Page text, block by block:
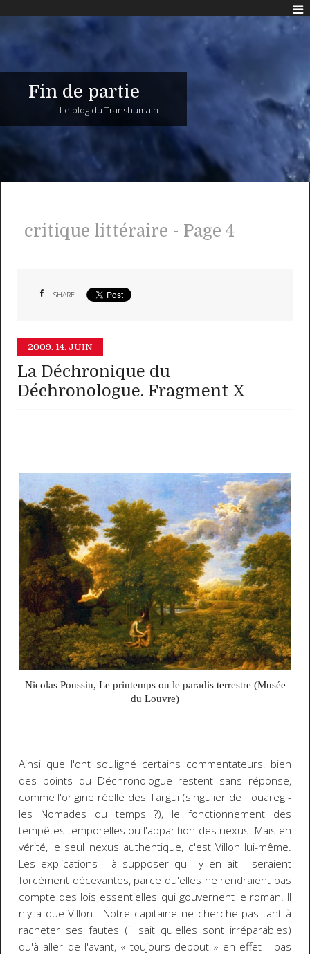
Fin de partie
Le blog du Transhumain
critique littéraire - Page 4
SHARE
2009. 14. JUIN
La Déchronique du
Déchronologue. Fragment X
Nicolas Poussin, Le printemps ou le paradis terrestre (Musée
du Louvre)
Ainsi que l'ont souligné certains commentateurs, bien
des points du Déchronologue restent sans réponse,
comme l'origine réelle des Targui (singulier de Touareg -
les Nomades du temps ?), le fonctionnement des
tempêtes temporelles ou l'apparition des nexus. Mais en
vérité, le seul nexus authentique, c'est Villon lui-même.
Les explications - à supposer qu'il y en ait - seraient
forcément décevantes, parce qu'elles ne rendraient pas
compte des lois essentielles qui gouvernent le roman. Il
n'y a que Villon ! Notre capitaine ne cherche pas tant à
racheter ses fautes (il sait qu'elles sont irréparables)
qu'à aller de l'avant, « toujours debout » en effet - pas